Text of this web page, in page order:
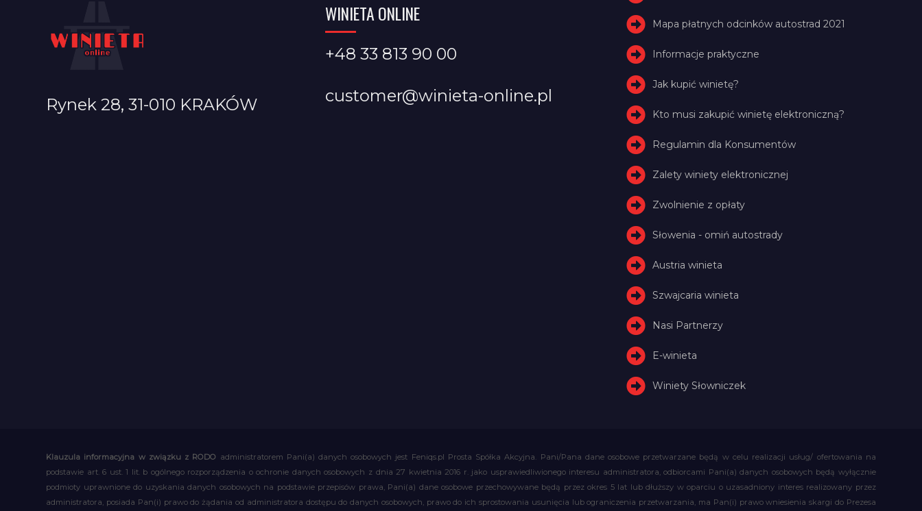
Rynek 28, 31-010 KRAKÓW
WINIETA ONLINE
+48 33 813 90 00
customer@winieta-online.pl
Mapa płatnych odcinków autostrad 2021
Informacje praktyczne
Jak kupić winietę?
Kto musi zakupić winietę elektroniczną?
Regulamin dla Konsumentów
Zalety winiety elektronicznej
Zwolnienie z opłaty
Słowenia - omiń autostrady
Austria winieta
Szwajcaria winieta
Nasi Partnerzy
E-winieta
Winiety Słowniczek
Klauzula informacyjna w związku z RODO administratorem Pani(a) danych osobowych jest Feniqs.pl Prosta Spółka Akcyjna. Pani/Pana dane osobowe przetwarzane będą w celu realizacji usług/ ofertowania na
podstawie art. 6 ust. 1 lit. b ogólnego rozporządzenia o ochronie danych osobowych z dnia 27 kwietnia 2016 r. jako usprawiedliwionego interesu administratora, odbiorcami Pani(a) danych osobowych będą wyłącznie
podmioty uprawnione do uzyskania danych osobowych na podstawie przepisów prawa, Pani(a) dane osobowe przechowywane będą przez okres 5 lat lub dłuższy w oparciu o uzasadniony interes realizowany przez
administratora, posiada Pan(i) prawo do żądania od administratora dostępu do danych osobowych, prawo do ich sprostowania usunięcia lub ograniczenia przetwarzania, ma Pan(i) prawo wniesienia skargi do Prezesa